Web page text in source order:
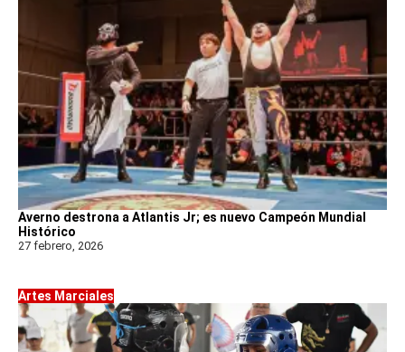
Averno destrona a Atlantis Jr; es nuevo Campeón Mundial
Histórico
27 febrero, 2026
Artes Marciales